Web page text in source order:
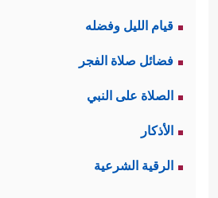
قيام الليل وفضله
فضائل صلاة الفجر
الصلاة على النبي
الأذكار
الرقية الشرعية